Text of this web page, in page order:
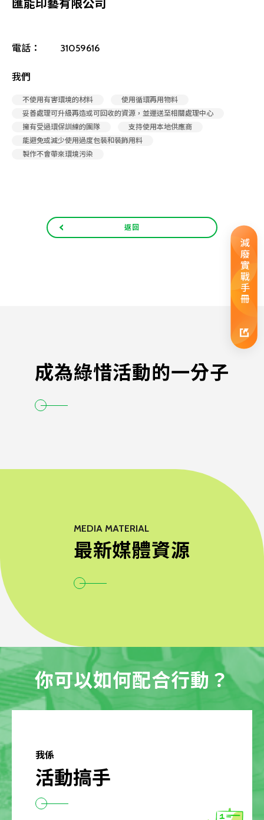
減廢實戰手冊
匯能印藝有限公司
電話： 31059616
我們
不使用有害環境的材料
使用循環再用物料
妥善處理可升級再造或可回收的資源，並運送至相關處理中心
擁有受過環保訓練的團隊
支持使用本地供應商
能避免或減少使用過度包裝和裝飾用料
製作不會帶來環境污染
返回
成為綠惜活動的一分子
MEDIA MATERIAL
最新媒體資源
你可以如何配合行動？
我係
活動搞手